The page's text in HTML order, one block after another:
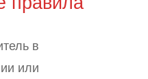
в
или